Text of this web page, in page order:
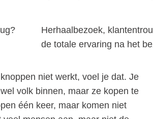
Herhaalbezoek,
de totale ervaring na het
niet werkt, voel je dat. Je
volk binnen, maar ze kopen te
één keer, maar komen niet